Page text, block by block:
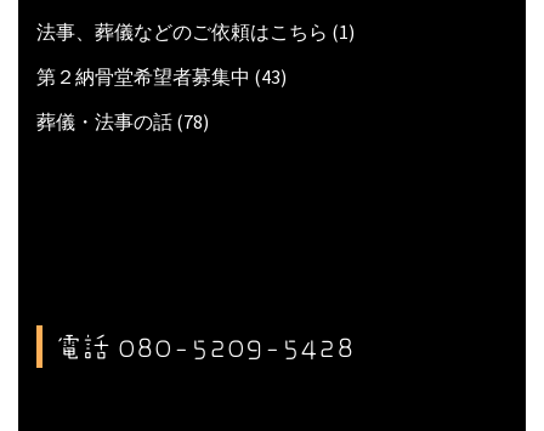
法事、葬儀などのご依頼はこちら (1)
第２納骨堂希望者募集中 (43)
葬儀・法事の話 (78)
電話 080-5209-5428